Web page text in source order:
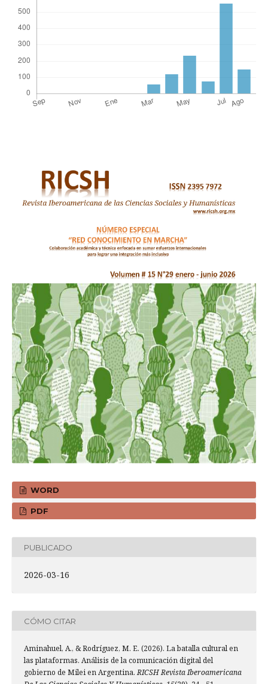
WORD
PDF
PUBLICADO
2026-03-16
CÓMO CITAR
Aminahuel, A., & Rodríguez, M. E. (2026). La batalla cultural en
las plataformas. Análisis de la comunicación digital del
gobierno de Milei en Argentina.RICSH Revista Iberoamericana